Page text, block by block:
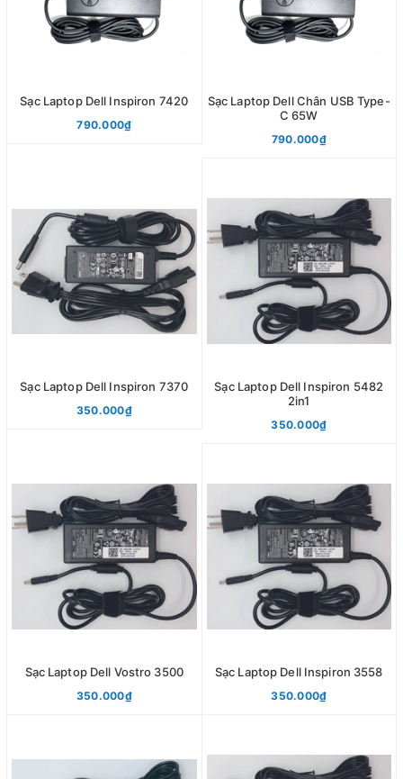
Sạc Laptop Dell Inspiron 7420
790.000₫
Sạc Laptop Dell Chân USB Type-
C 65W
790.000₫
Sạc Laptop Dell Inspiron 7370
350.000₫
Sạc Laptop Dell Inspiron 5482
2in1
350.000₫
Sạc Laptop Dell Vostro 3500
350.000₫
Sạc Laptop Dell Inspiron 3558
350.000₫